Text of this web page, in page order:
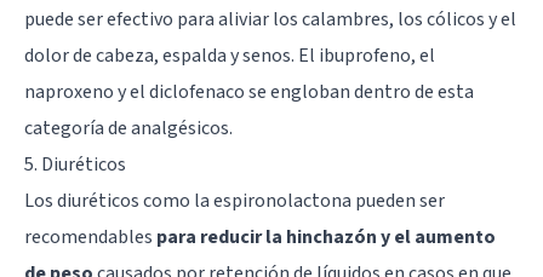
puede ser efectivo para aliviar los calambres, los cólicos y el
dolor de cabeza, espalda y senos. El ibuprofeno, el
naproxeno y el diclofenaco se engloban dentro de esta
categoría de analgésicos.
5. Diuréticos
Los diuréticos como la espironolactona pueden ser
recomendables para reducir la hinchazón y el aumento